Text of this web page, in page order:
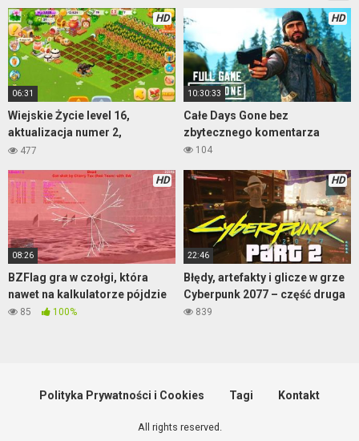
HD
06:31
Wiejskie Życie level 16,
aktualizacja numer 2,
rozgrywka w HD 1080p
477
HD
10:30:33
Całe Days Gone bez
zbytecznego komentarza
104
HD
08:26
BZFlag gra w czołgi, która
nawet na kalkulatorze pójdzie
85 100%
HD
22:46
Błędy, artefakty i glicze w grze
Cyberpunk 2077 – część druga
839
Polityka Prywatności i Cookies Tagi Kontakt
All rights reserved.